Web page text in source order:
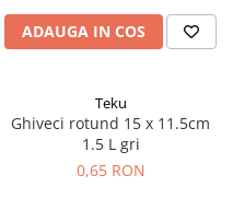
ADAUGA IN COS
Teku
Ghiveci rotund 15 x 11.5cm
1.5 L gri
0,65 RON